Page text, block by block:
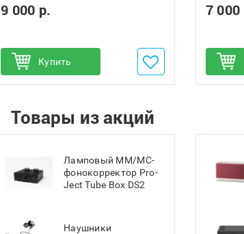
9 000 р.
Купить
Добавить в избранное
7 000
Товары из акций
Ламповый MM/MC-
фонокорректор Pro-
Ject Tube Box DS2
Наушники